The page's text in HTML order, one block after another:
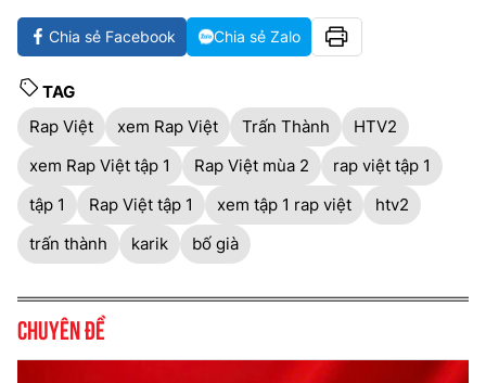
Chia sẻ Facebook Chia sẻ Zalo
TAG
Rap Việt
xem Rap Việt Trấn Thành
HTV2
xem Rap Việt tập 1
Rap Việt mùa 2
rap việt tập 1
tập 1
Rap Việt tập 1 xem tập 1 rap việt
htv2
trấn thành
karik bố già
Chuyên đề